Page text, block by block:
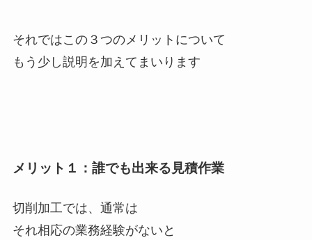
それではこの３つのメリットについて
もう少し説明を加えてまいります
メリット１：誰でも出来る見積作業
切削加工では、通常は
それ相応の業務経験がないと